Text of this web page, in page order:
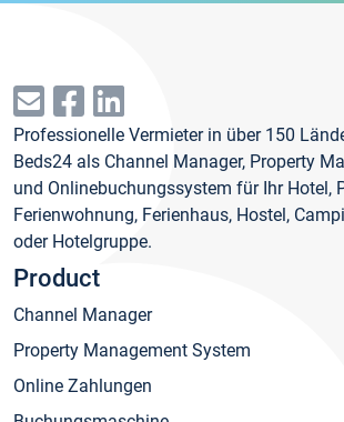
Professionelle Vermieter in über 150
Beds24 als Channel Manager, Property
und Onlinebuchungssystem für Ihr Hotel,
Ferienwohnung, Ferienhaus, Hostel,
oder Hotelgruppe.
Product
Channel Manager
Property Management System
Online Zahlungen